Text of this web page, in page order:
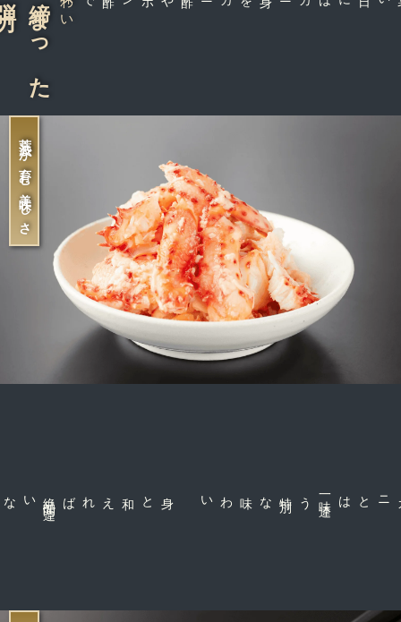
荒波が育む美味しさ
ズワイや毛ガニとは
一
味
違
う特
別
な味わい